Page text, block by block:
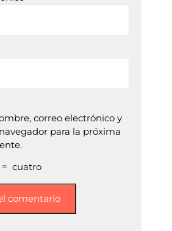
correo electrónico y
para la próxima
= cuatro